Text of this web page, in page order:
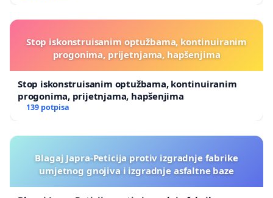
Stop iskonstruisanim optužbama, kontinuiranim
progonima, prijetnjama, hapšenjima
Stop iskonstruisanim optužbama, kontinuiranim
progonima, prijetnjama, hapšenjima
139 potpisa
Blagaj Japra-Peticija protiv izgradnje fabrike
umjetnog gnojiva i izgradnje asfaltne baze